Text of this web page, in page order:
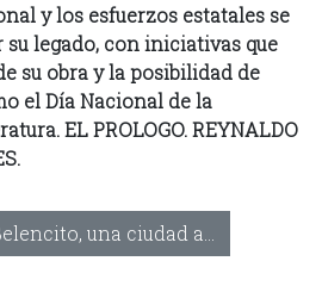
y los esfuerzos estatales se
legado, con iniciativas que
su obra y la posibilidad de
el Día Nacional de la
EL PROLOGO. REYNALDO
una ciudad a...